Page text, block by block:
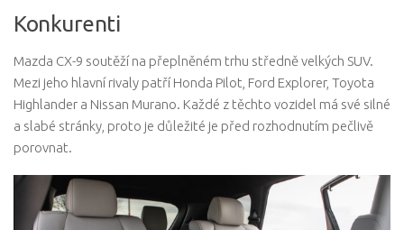
Konkurenti
Mazda CX-9 soutěží na přeplněném trhu středně velkých SUV.
Mezi jeho hlavní rivaly patří Honda Pilot, Ford Explorer, Toyota
Highlander a Nissan Murano. Každé z těchto vozidel má své silné
a slabé stránky, proto je důležité je před rozhodnutím pečlivě
porovnat.